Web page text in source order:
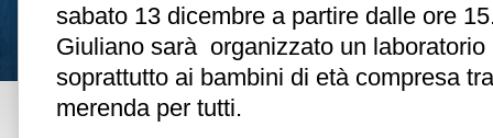
sabato 13 dicembre a partire dalle ore
Giuliano sarà organizzato un
soprattutto ai bambini di età compresa
merenda per tutti.